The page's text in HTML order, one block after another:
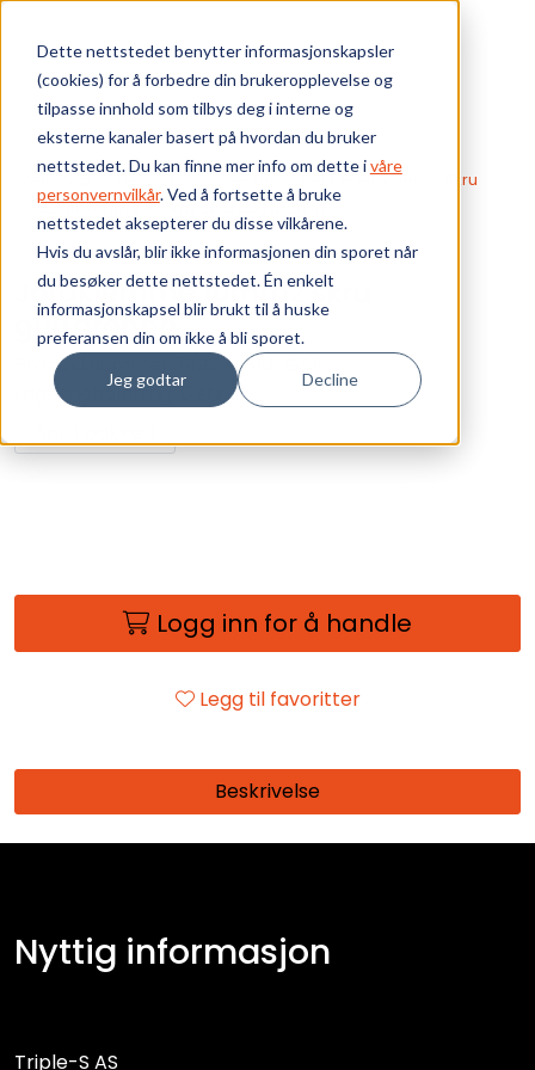
Dette nettstedet benytter informasjonskapsler
(cookies) for å forbedre din brukeropplevelse og
tilpasse innhold som tilbys deg i interne og
eksterne kanaler basert på hvordan du bruker
nettstedet. Du kan finne mer info om dette ivåre
personvernvilkår. Ved å fortsette å bruke
nettstedet aksepterer du disse vilkårene.
Hvis du avslår, blir ikke informasjonen din sporet når
du besøker dette nettstedet. Én enkelt
informasjonskapsel blir brukt til å huske
preferansen din om ikke å bli sporet.
Jeg godtar Decline
Skip to main content
Webshop Elektrokomponenter Rekkeklemmer
Skru
Jordklemme 10mm2 skru gul/grønnn
Jordklemme 10mm2 skru
gul/grønnn
Produktnummer:
1492-JG10-GP1
Lagerbeholdning:0 stk
Logg inn for å handle
Legg til favoritter
Beskrivelse
Nyttig informasjon
Triple-S AS
Bærekraft
Vi tilbyr
Ressurser
Om oss